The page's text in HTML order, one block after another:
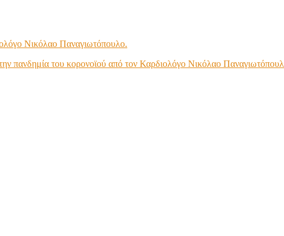
Νικόλαο Παναγιωτόπουλο.
πανδημία του κορονοϊού από τον Καρδιολόγο Νικόλαο